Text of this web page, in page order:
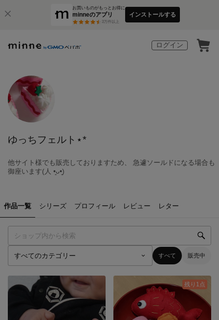
お買いものがもっとお得に
minneのアプリ
3万件以上
インストールする
ログイン
ゆっちフェルト⋆*
他サイト様でも販売しておりますため、 急遽ソールドになる場合も
御座います(人 •͈ᴗ•͈)
作品一覧 シリーズ プロフィール レビュー レター
すべて 販売中
残り1点